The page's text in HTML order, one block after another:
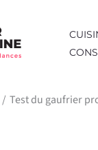
Test du gaufrier